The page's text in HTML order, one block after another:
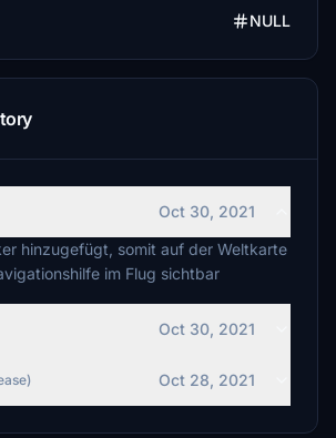
NULL
Oct 30, 2021
hinzugefügt, somit auf der Weltkarte
im Flug sichtbar
Oct 30, 2021
Oct 28, 2021